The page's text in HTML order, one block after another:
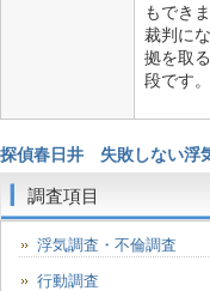
もでき
裁判に
拠を取
段です。
探偵春日井 失敗しない浮
調査項目
浮気調査・不倫調査
行動調査